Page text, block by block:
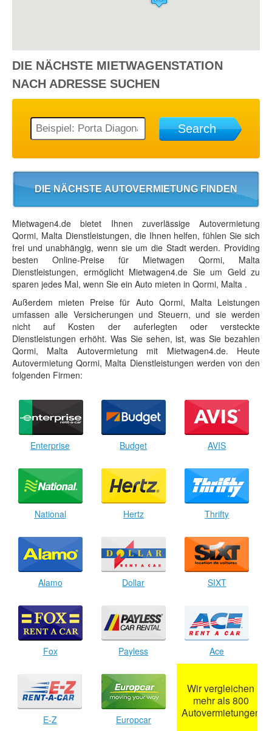
DIE NÄCHSTE MIETWAGENSTATION
NACH ADRESSE SUCHEN
Search
DIE NÄCHSTE AUTOVERMIETUNG FINDEN
Mietwagen4.de bietet Ihnen zuverlässige Autovermietung
Qormi, Malta Dienstleistungen, die Ihnen helfen, fühlen Sie sich
frei und unabhängig, wenn sie um die Stadt werden. Providing
besten Online-Preise für Mietwagen Qormi, Malta
Dienstleistungen, ermöglicht Mietwagen4.de Sie um Geld zu
sparen jedes Mal, wenn Sie ein Auto mieten in Qormi, Malta .
Außerdem mieten Preise für Auto Qormi, Malta Leistungen
umfassen alle Versicherungen und Steuern, und sie werden
nicht auf Kosten der auferlegten oder versteckte
Dienstleistungen erhöht. Was Sie sehen, ist, was Sie bezahlen
Qormi, Malta Autovermietung mit Mietwagen4.de. Heute
Autovermietung Qormi, Malta Dienstleistungen werden von den
folgenden Firmen:
Enterprise Budget AVIS
National Hertz Thrifty
Alamo Dollar SIXT
Fox Payless Ace
E-Z Europcar
Wir vergleichen
mehr als 800
Autovermietungen